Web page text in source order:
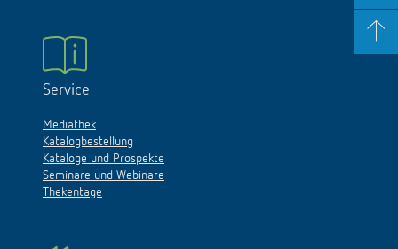
Service
Mediathek
Katalogbestellung
Kataloge und Prospekte
Seminare und Webinare
Thekentage